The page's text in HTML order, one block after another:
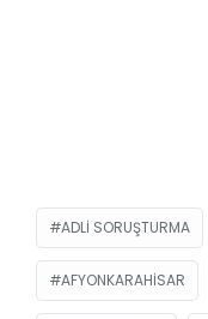
ADLI SORUŞTURMA
AFYONKARAHISAR